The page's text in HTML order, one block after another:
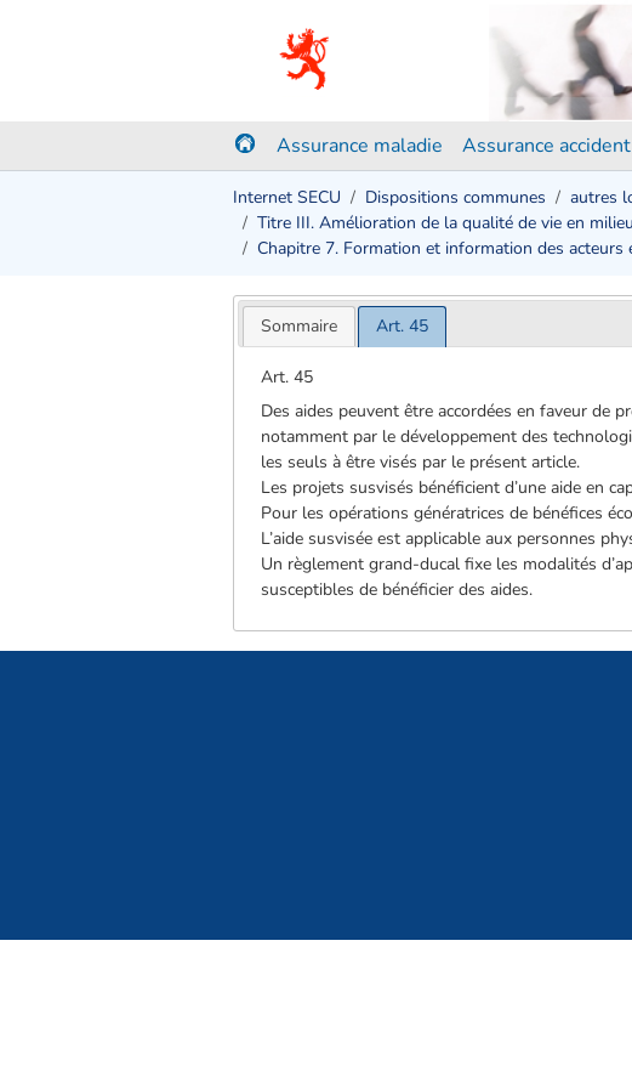
Assurance maladie Assurance accident
Internet SECU Dispositions communes autres
Titre III. Amélioration de la qualité de vie en
Chapitre 7. Formation et information des acteurs
Sommaire Art. 45
Art. 45
Des aides peuvent être accordées en faveur de
notamment par le développement des
les seuls à être visés par le présent article.
Les projets susvisés bénéficient d’une aide en
Pour les opérations génératrices de bénéfices
L’aide susvisée est applicable aux personnes
Un règlement grand-ducal fixe les modalités
susceptibles de bénéficier des aides.